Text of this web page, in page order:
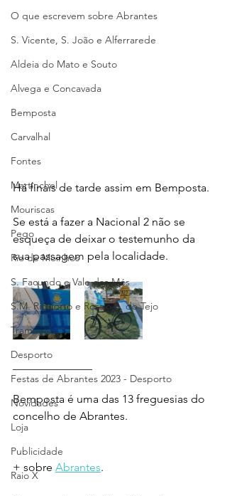
O que escrevem sobre Abrantes
S. Vicente, S. João e Alferrarede
Aldeia do Mato e Souto
Alvega e Concavada
Bemposta
Carvalhal
Fontes
Martinchel
Mouriscas
Pego
Rio de Moinhos
S. Facundo e Vale das Mós
S.M. Rio Torto e Rossio S. do Tejo
Tramagal
Desporto
Festas de Abrantes 2023 - Desporto
Novidades
Loja
Publicidade
Raio X
Há finais de tarde assim em Bemposta.
Se está a fazer a Nacional 2 não se
esqueça de deixar o testemunho da
sua passagem pela localidade.
______________
Bemposta é uma das 13 freguesias do
concelho de Abrantes.
+ sobre Abrantes.